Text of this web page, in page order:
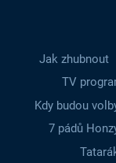
Jak zhubnout
TV
Kdy budou
7 pádů